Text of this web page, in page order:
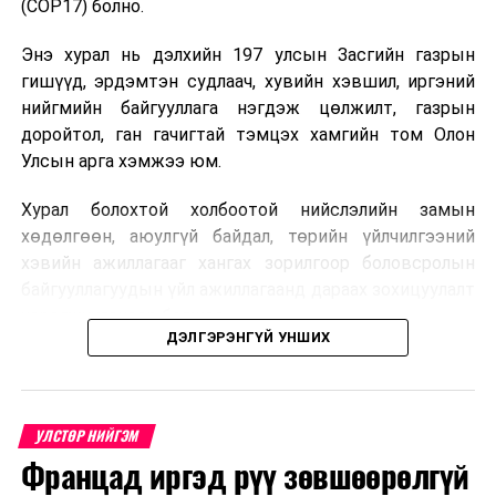
төлбөрөө төлөх,
Төрийн Банкны картаарАТМашиглан орон
сууцны төлбөрөө лавлаж, хэсэгчлэн болон
нийт дүнгээр төлбөрөө төлөх,
www.statebank.mn
веб сайт руу нэвтрэн “И-
БИЛЛИНГ” цэс руу орж, шинэ харилцагч
цэсээр бүртгүүлэнQR кодавч, аль ч банкны
интернэт аппликейшн-р төлөх боломжтой.
https://www.facebook.com/StatebankMN/хуудсаар
дамжуулан цахимаар тодруулна.
УНШСАН: 4028
ДАРААХ МЭДЭЭ
Үс шинээр үргээлгэх буюу засуулахад тохиромжгүй
ӨМНӨХ МЭДЭЭ
(COP17) болно.
Энэ хурал нь дэлхийн 197 улсын Засгийн газрын
гишүүд, эрдэмтэн судлаач, хувийн хэвшил, иргэний
нийгмийн байгууллага нэгдэж цөлжилт, газрын
доройтол, ган гачигтай тэмцэх хамгийн том Олон
Улсын арга хэмжээ юм.
Хурал болохтой холбоотой нийслэлийн замын
хөдөлгөөн, аюулгүй байдал, төрийн үйлчилгээний
хэвийн ажиллагааг хангах зорилгоор боловсролын
хэрэгжүүлэхээр болжээ .
2026 оны 8 дугаар сарын 10–23-ны өдрүүдэд
E-Mongolia системээр бүртгэнэ.
Нэгдүгээр ангийн элсэлт
ДЭЛГЭРЭНГҮЙ УНШИХ
УЛСТӨР НИЙГЭМ
Францад иргэд рүү зөвшөөрөлгүй